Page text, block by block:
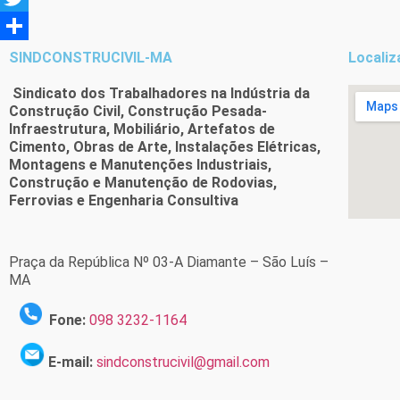
Twitter
Share
SINDCONSTRUCIVIL-MA
Sindicato dos Trabalhadores na Indústria da
Construção Civil, Construção Pesada-
Infraestrutura, Mobiliário, Artefatos de
Cimento, Obras de Arte, Instalações Elétricas,
Montagens e Manutenções Industriais,
Construção e Manutenção de Rodovias,
Ferrovias e Engenharia Consultiva
Praça da República Nº 03-A Diamante – São Luís –
MA
Fone: 098 3232-1164
E-mail: sindconstrucivil@gmail.com